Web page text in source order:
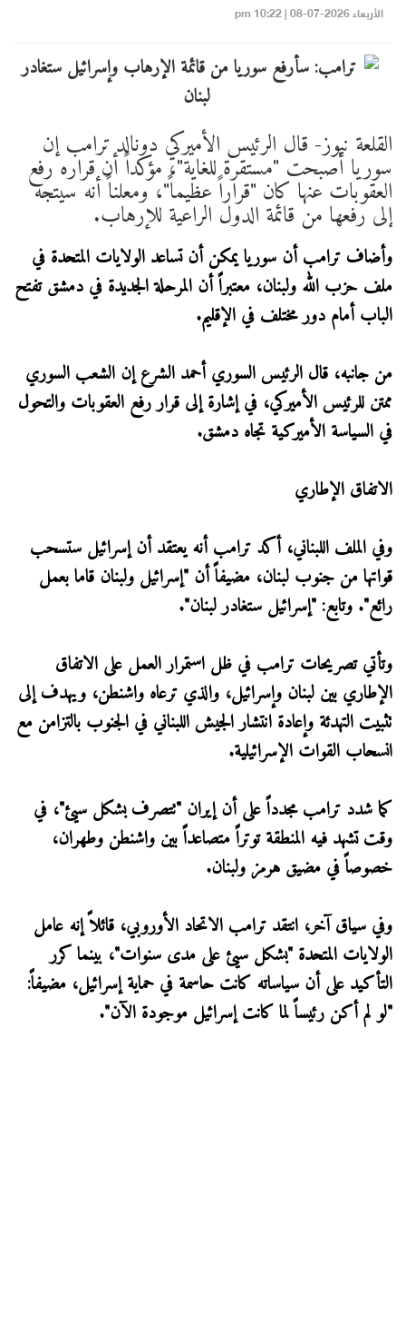
الأربعاء 2026-07-08 | 10:22 pm
القلعة نيوز- قال الرئيس الأميركي دونالد ترامب إن
سوريا أصبحت "مستقرة للغاية"، مؤكداً أن قراره رفع
العقوبات عنها كان "قراراً عظيماً"، ومعلناً أنه سيتجه
إلى رفعها من قائمة الدول الراعية للإرهاب.
وأضاف ترامب أن سوريا يمكن أن تساعد الولايات المتحدة في
ملف حزب الله ولبنان، معتبراً أن المرحلة الجديدة في دمشق تفتح
الباب أمام دور مختلف في الإقليم.
من جانبه، قال الرئيس السوري أحمد الشرع إن الشعب السوري
ممتن للرئيس الأميركي، في إشارة إلى قرار رفع العقوبات والتحول
في السياسة الأميركية تجاه دمشق.
الاتفاق الإطاري
وفي الملف اللبناني، أكد ترامب أنه يعتقد أن إسرائيل ستسحب
قواتها من جنوب لبنان، مضيفاً أن "إسرائيل ولبنان قاما بعمل
رائع". وتابع: "إسرائيل ستغادر لبنان".
وتأتي تصريحات ترامب في ظل استمرار العمل على الاتفاق
الإطاري بين لبنان وإسرائيل، والذي ترعاه واشنطن، ويهدف إلى
تثبيت التهدئة وإعادة انتشار الجيش اللبناني في الجنوب بالتزامن مع
انسحاب القوات الإسرائيلية.
كما شدد ترامب مجدداً على أن إيران "تتصرف بشكل سيئ"، في
وقت تشهد فيه المنطقة توتراً متصاعداً بين واشنطن وطهران،
خصوصاً في مضيق هرمز ولبنان.
وفي سياق آخر، انتقد ترامب الاتحاد الأوروبي، قائلاً إنه عامل
الولايات المتحدة "بشكل سيئ على مدى سنوات"، بينما كرر
التأكيد على أن سياساته كانت حاسمة في حماية إسرائيل، مضيفاً:
"لو لم أكن رئيساً لما كانت إسرائيل موجودة الآن".